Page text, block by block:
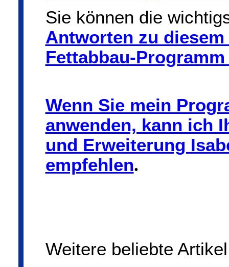
Sie können die
Antworten zu
Fettabbau-
Wenn Sie mein
anwenden, kann ich
und Erweiterung
empfehlen.
Weitere beliebte